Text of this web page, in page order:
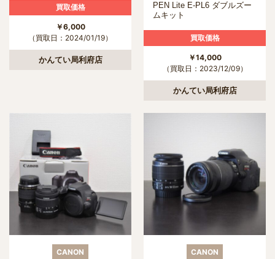
買取価格
￥6,000
（買取日：2024/01/19）
かんてい局利府店
PEN Lite E-PL6 ダブルズー
ムキット
買取価格
￥14,000
（買取日：2023/12/09）
かんてい局利府店
CANON CANON